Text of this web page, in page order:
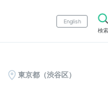
English
検索
東京都（渋谷区）